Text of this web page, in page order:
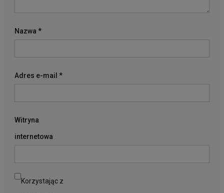
Nazwa *
Adres e-mail *
Witryna
internetowa
Korzystając z